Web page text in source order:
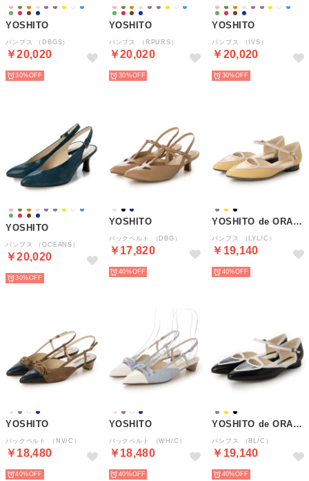
YOSHITO
パンプス （DBGS）
￥20,020
30%
YOSHITO
パンプス （RPURS）
￥20,020
30%
YOSHITO
パンプス （IVS）
￥20,020
30%
YOSHITO
パンプス （OCEANS）
￥20,020
30%
YOSHITO
バックベルト （DBG）
￥17,820
40%
YOSHITO de ORANGE
パンプス （LYL/C）
￥19,140
40%
YOSHITO
バックベルト （NV/C）
￥18,480
40%
YOSHITO
バックベルト （WH/C）
￥18,480
40%
YOSHITO de ORANGE
パンプス （BL/C）
￥19,140
40%